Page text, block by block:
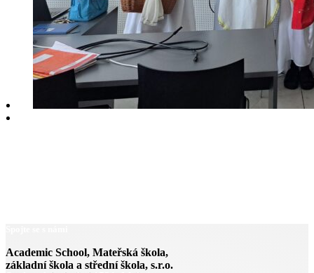
Academic School, Mateřská škola,
základní škola a střední škola, s.r.o.